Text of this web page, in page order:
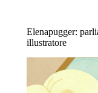
Elenapugger:
illustratore